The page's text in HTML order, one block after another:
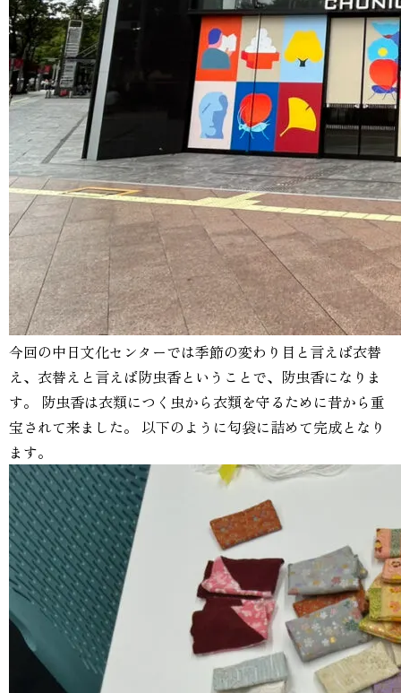
今回の中日文化センターでは季節の変わり目と言えば衣替
え、衣替えと言えば防虫香ということで、防虫香になりま
す。 防虫香は衣類につく虫から衣類を守るために昔から重
宝されて来ました。 以下のように匂袋に詰めて完成となり
ます。